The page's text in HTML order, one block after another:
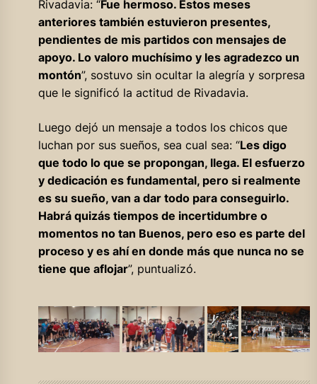
Rivadavia: “Fue hermoso. Estos meses
anteriores también estuvieron presentes,
pendientes de mis partidos con mensajes de
apoyo. Lo valoro muchísimo y les agradezco un
montón”, sostuvo sin ocultar la alegría y sorpresa
que le significó la actitud de Rivadavia.
Luego dejó un mensaje a todos los chicos que
luchan por sus sueños, sea cual sea: “Les digo
que todo lo que se propongan, llega. El esfuerzo
y dedicación es fundamental, pero si realmente
es su sueño, van a dar todo para conseguirlo.
Habrá quizás tiempos de incertidumbre o
momentos no tan Buenos, pero eso es parte del
proceso y es ahí en donde más que nunca no se
tiene que aflojar”, puntualizó.